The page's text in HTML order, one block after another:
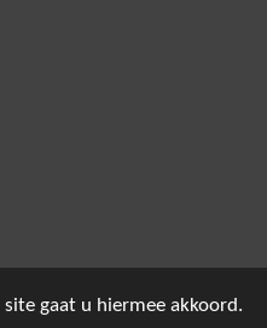
gaat u hiermee akkoord.